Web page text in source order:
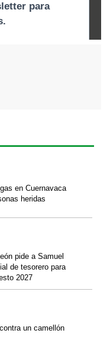
en Cuernavaca
heridas
pide a Samuel
de tesorero para
2027
un camellón